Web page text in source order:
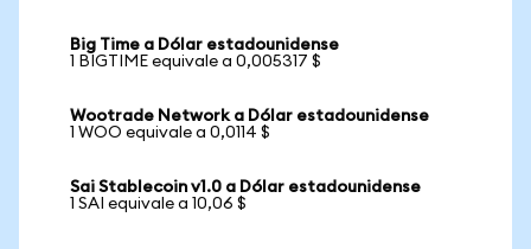
Big Time a Dólar estadounidense
1 BIGTIME equivale a 0,005317 $
Wootrade Network a Dólar estadounidense
1 WOO equivale a 0,0114 $
Sai Stablecoin v1.0 a Dólar estadounidense
1 SAI equivale a 10,06 $